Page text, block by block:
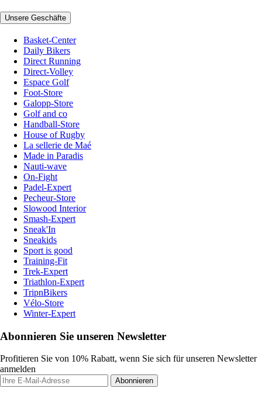
Unsere Geschäfte
Basket-Center
Daily Bikers
Direct Running
Direct-Volley
Espace Golf
Foot-Store
Galopp-Store
Golf and co
Handball-Store
House of Rugby
La sellerie de Maé
Made in Paradis
Nauti-wave
On-Fight
Padel-Expert
Pecheur-Store
Slowood Interior
Smash-Expert
Sneak'In
Sneakids
Sport is good
Training-Fit
Trek-Expert
Triathlon-Expert
TripnBikers
Vélo-Store
Winter-Expert
Abonnieren Sie unseren Newsletter
Profitieren Sie von 10% Rabatt, wenn Sie sich für unseren Newsletter
anmelden
Abonnieren